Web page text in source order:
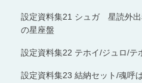
設定資料集21 シュガ 星読外
の星座盤
設定資料集22 テホイ/ジュロ/テ
設定資料集23 結納セット/魂呼